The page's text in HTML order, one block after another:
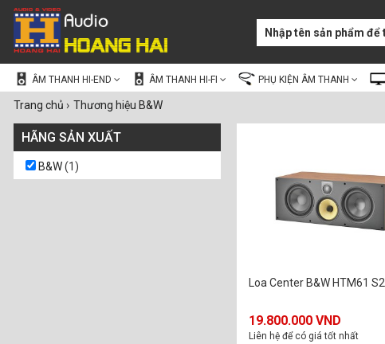
ÂM THANH HI-END ÂM THANH HI-FI PHỤ KIỆN ÂM THANH
Trang chủ › Thương hiệu B&W
HÃNG SẢN XUẤT
B&W(1)
Loa Center B&W HTM61 S2
19.800.000 VND
Liên hệ để có giá tốt nhất